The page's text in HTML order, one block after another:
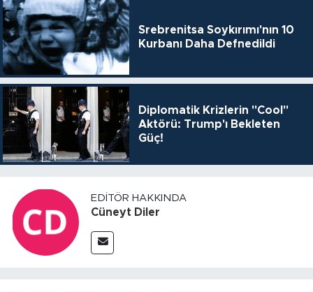
Srebrenitsa Soykırımı'nın 10
Kurbanı Daha Defnedildi
Diplomatik Krizlerin "Cool"
Aktörü: Trump'ı Bekleten
Güç!
EDITÖR HAKKINDA
Cüneyt Diler